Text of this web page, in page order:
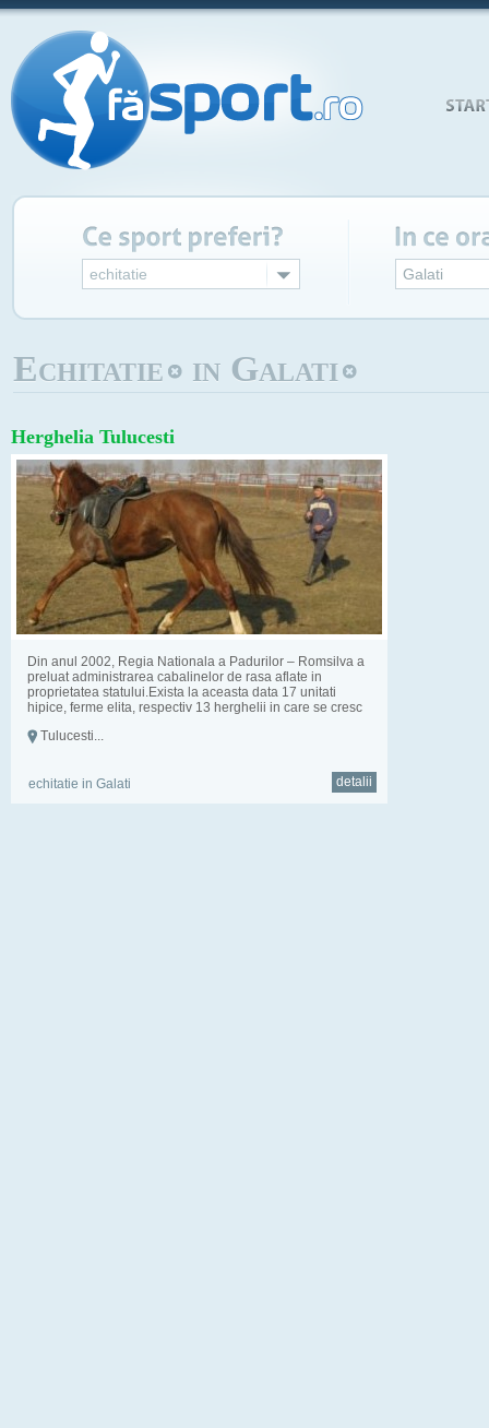
echitatie Galati
Echitatie in Galati
Herghelia Tulucesti
Din anul 2002, Regia Nationala a Padurilor – Romsilva a
preluat administrarea cabalinelor de rasa aflate in
proprietatea statului.Exista la aceasta data 17 unitati
hipice, ferme elita, respectiv 13 herghelii in care se cresc
Tulucesti...
echitatie in Galati detalii